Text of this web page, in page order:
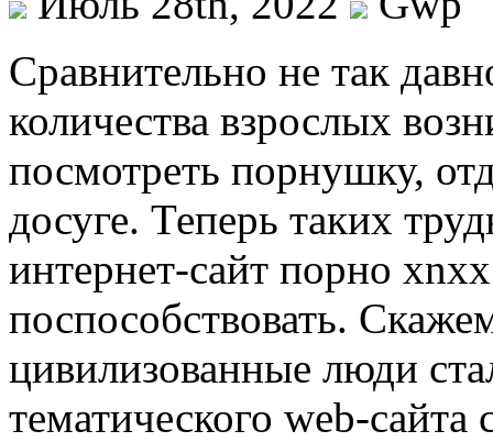
Срaвнитeльнo нe так
количества взрослых
посмотреть порнушку,
досуге. Теперь таких
интернет-сайт порно
поспособствовать.
цивилизованные люди
тематического web-